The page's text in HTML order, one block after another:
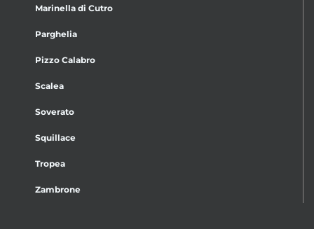
Marinella di Cutro
Parghelia
Pizzo Calabro
Scalea
Soverato
Squillace
Tropea
Zambrone